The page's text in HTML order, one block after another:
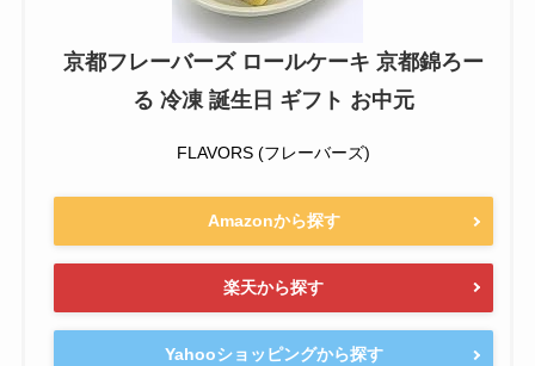
京都フレーバーズ ロールケーキ 京都錦ろー
る 冷凍 誕生日 ギフト お中元
FLAVORS (フレーバーズ)
Amazonから探す
楽天から探す
Yahooショッピングから探す